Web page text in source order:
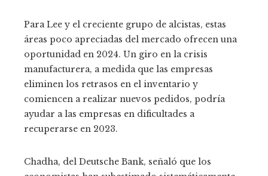
Para Lee y el creciente grupo de alcistas, estas
áreas poco apreciadas del mercado ofrecen una
oportunidad en 2024. Un giro en la crisis
manufacturera, a medida que las empresas
eliminen los retrasos en el inventario y
comiencen a realizar nuevos pedidos, podría
ayudar a las empresas en dificultades a
recuperarse en 2023.
Chadha, del Deutsche Bank, señaló que los